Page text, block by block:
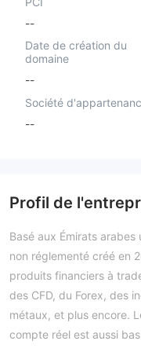
--
Date de création du
domaine
--
Société
--
Profil de
Basé aux Émirats
non réglementé créé en
produits financiers à
des CFD, du Forex, des
métaux, et plus encore.
compte réel est aussi